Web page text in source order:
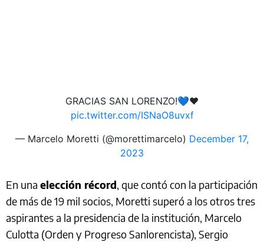
GRACIAS SAN LORENZO!💙❤️
pic.twitter.com/ISNaO8uvxf
— Marcelo Moretti (@morettimarcelo) December 17,
2023
En una elección récord, que contó con la participación
de más de 19 mil socios, Moretti superó a los otros tres
aspirantes a la presidencia de la institución, Marcelo
Culotta (Orden y Progreso Sanlorencista), Sergio